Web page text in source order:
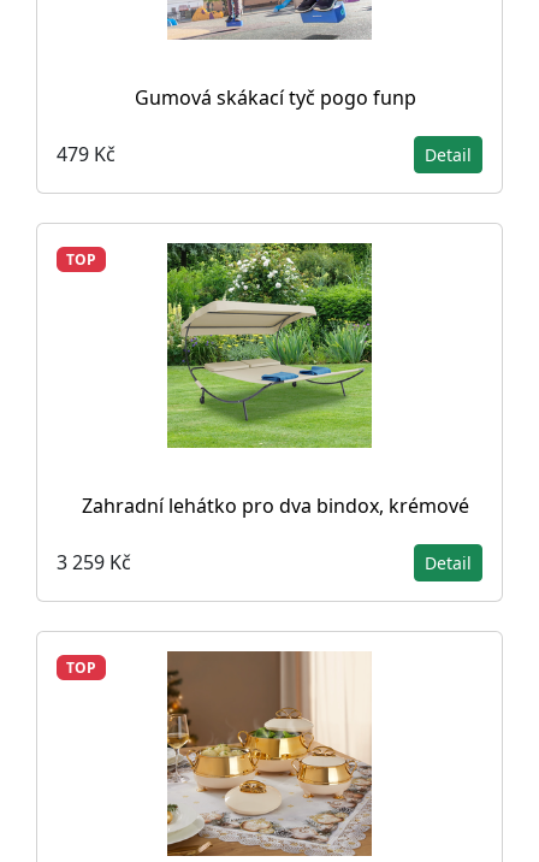
Gumová skákací tyč pogo funp
479 Kč Detail
TOP
Zahradní lehátko pro dva bindox, krémové
3 259 Kč Detail
TOP